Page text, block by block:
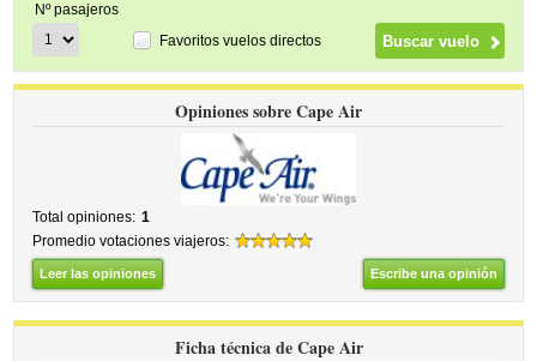
Nº pasajeros
Favoritos vuelos directos
Opiniones sobre Cape Air
Total opiniones: 1
Promedio votaciones viajeros:
Leer las opiniones Escribe una opinión
Ficha técnica de Cape Air